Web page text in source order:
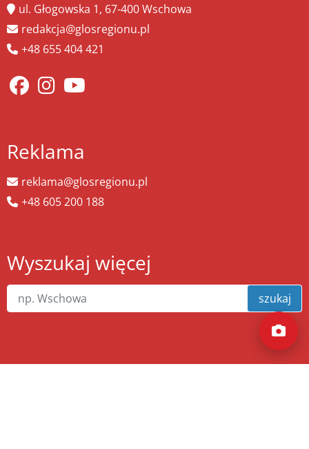
ul. Głogowska 1, 67-400 Wschowa
redakcja@glosregionu.pl
+48 655 404 421
Reklama
reklama@glosregionu.pl
+48 605 200 188
Wyszukaj więcej
szukaj